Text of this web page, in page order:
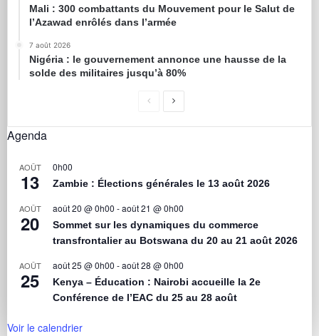
Mali : 300 combattants du Mouvement pour le Salut de
l’Azawad enrôlés dans l’armée
7 août 2026
Nigéria : le gouvernement annonce une hausse de la
solde des militaires jusqu’à 80%
Agenda
AOÛT
13
0h00
Zambie : Élections générales le 13 août 2026
AOÛT
20
août 20 @ 0h00 -août 21 @ 0h00
Sommet sur les dynamiques du commerce
transfrontalier au Botswana du 20 au 21 août 2026
AOÛT
25
août 25 @ 0h00 -août 28 @ 0h00
Kenya – Éducation : Nairobi accueille la 2e
Conférence de l’EAC du 25 au 28 août
Voir le calendrier